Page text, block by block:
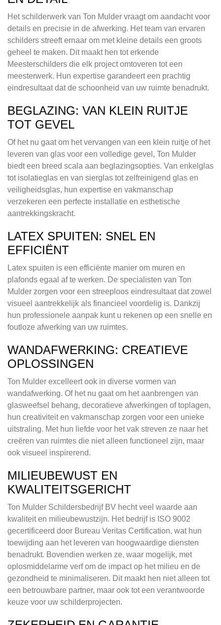
Het schilderwerk van Ton Mulder vraagt om aandacht voor
details en precisie in de afwerking. Het team van ervaren
schilders streeft ernaar om met kleine details een groots
geheel te maken. Dit maakt hen tot erkende
Meesterschilders die elk project omtoveren tot een
meesterwerk. Hun expertise garandeert een prachtig
eindresultaat dat de schoonheid van uw ruimte benadrukt.
BEGLAZING: VAN KLEIN RUITJE
TOT GEVEL
Of het nu gaat om het vervangen van een klein ruitje of het
leveren van glas voor een volledige gevel, Ton Mulder
biedt een breed scala aan beglazingsopties. Van enkelglas
tot isolatieglas en van sierglas tot zelfreinigend glas en
veiligheidsglas, hun expertise en vakmanschap
verzekeren een perfecte installatie en esthetische
aantrekkingskracht.
LATEX SPUITEN: SNEL EN
EFFICIËNT
Latex spuiten is een efficiënte manier om muren en
plafonds egaal af te werken. De specialisten van Ton
Mulder zorgen voor een streeploos eindresultaat dat zowel
visueel aantrekkelijk als financieel voordelig is. Dankzij
hun professionele aanpak kunt u rekenen op een snelle en
foutloze afwerking van uw ruimtes.
WANDAFWERKING: CREATIEVE
OPLOSSINGEN
Ton Mulder excelleert ook in diverse vormen van
wandafwerking. Of het nu gaat om het aanbrengen van
glasweefsel behang, decoratieve afwerkingen of toplagen,
hun creativiteit en vakmanschap zorgen voor een unieke
uitstraling. Met hun liefde voor het vak streven ze naar het
creëren van ruimtes die niet alleen functioneel zijn, maar
ook visueel inspirerend.
MILIEUBEWUST EN
KWALITEITSGERICHT
Ton Mulder Schildersbedrijf BV hecht veel waarde aan
kwaliteit en milieubewustzijn. Het bedrijf is ISO 9002
gecertificeerd door Bureau Veritas Certification, wat hun
toewijding aan het leveren van hoogwaardige diensten
benadrukt. Bovendien werken ze, waar mogelijk, met
oplosmiddelarme verf om de impact op het milieu en de
gezondheid te minimaliseren. Dit maakt hen niet alleen tot
een betrouwbare partner, maar ook tot een verantwoorde
keuze voor uw schilderprojecten.